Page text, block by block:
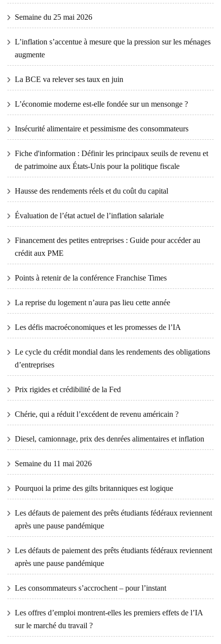
Semaine du 25 mai 2026
L’inflation s’accentue à mesure que la pression sur les ménages
augmente
La BCE va relever ses taux en juin
L’économie moderne est-elle fondée sur un mensonge ?
Insécurité alimentaire et pessimisme des consommateurs
Fiche d'information : Définir les principaux seuils de revenu et
de patrimoine aux États-Unis pour la politique fiscale
Hausse des rendements réels et du coût du capital
Évaluation de l’état actuel de l’inflation salariale
Financement des petites entreprises : Guide pour accéder au
crédit aux PME
Points à retenir de la conférence Franchise Times
La reprise du logement n’aura pas lieu cette année
Les défis macroéconomiques et les promesses de l’IA
Le cycle du crédit mondial dans les rendements des obligations
d’entreprises
Prix ​​​​rigides et crédibilité de la Fed
Chérie, qui a réduit l’excédent de revenu américain ?
Diesel, camionnage, prix des denrées alimentaires et inflation
Semaine du 11 mai 2026
Pourquoi la prime des gilts britanniques est logique
Les défauts de paiement des prêts étudiants fédéraux reviennent
après une pause pandémique
Les défauts de paiement des prêts étudiants fédéraux reviennent
après une pause pandémique
Les consommateurs s’accrochent – ​​pour l’instant
Les offres d’emploi montrent-elles les premiers effets de l’IA
sur le marché du travail ?